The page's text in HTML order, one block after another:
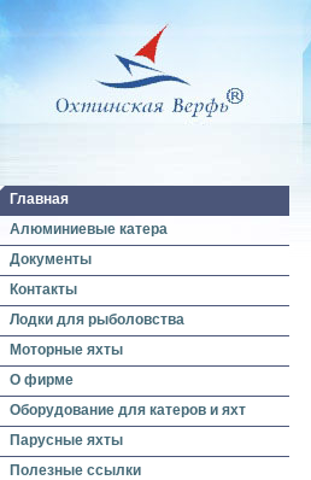
Главная
Алюминиевые катера
Документы
Контакты
Лодки для рыболовства
Моторные яхты
О фирме
Оборудование для катеров и яхт
Парусные яхты
Полезные ссылки